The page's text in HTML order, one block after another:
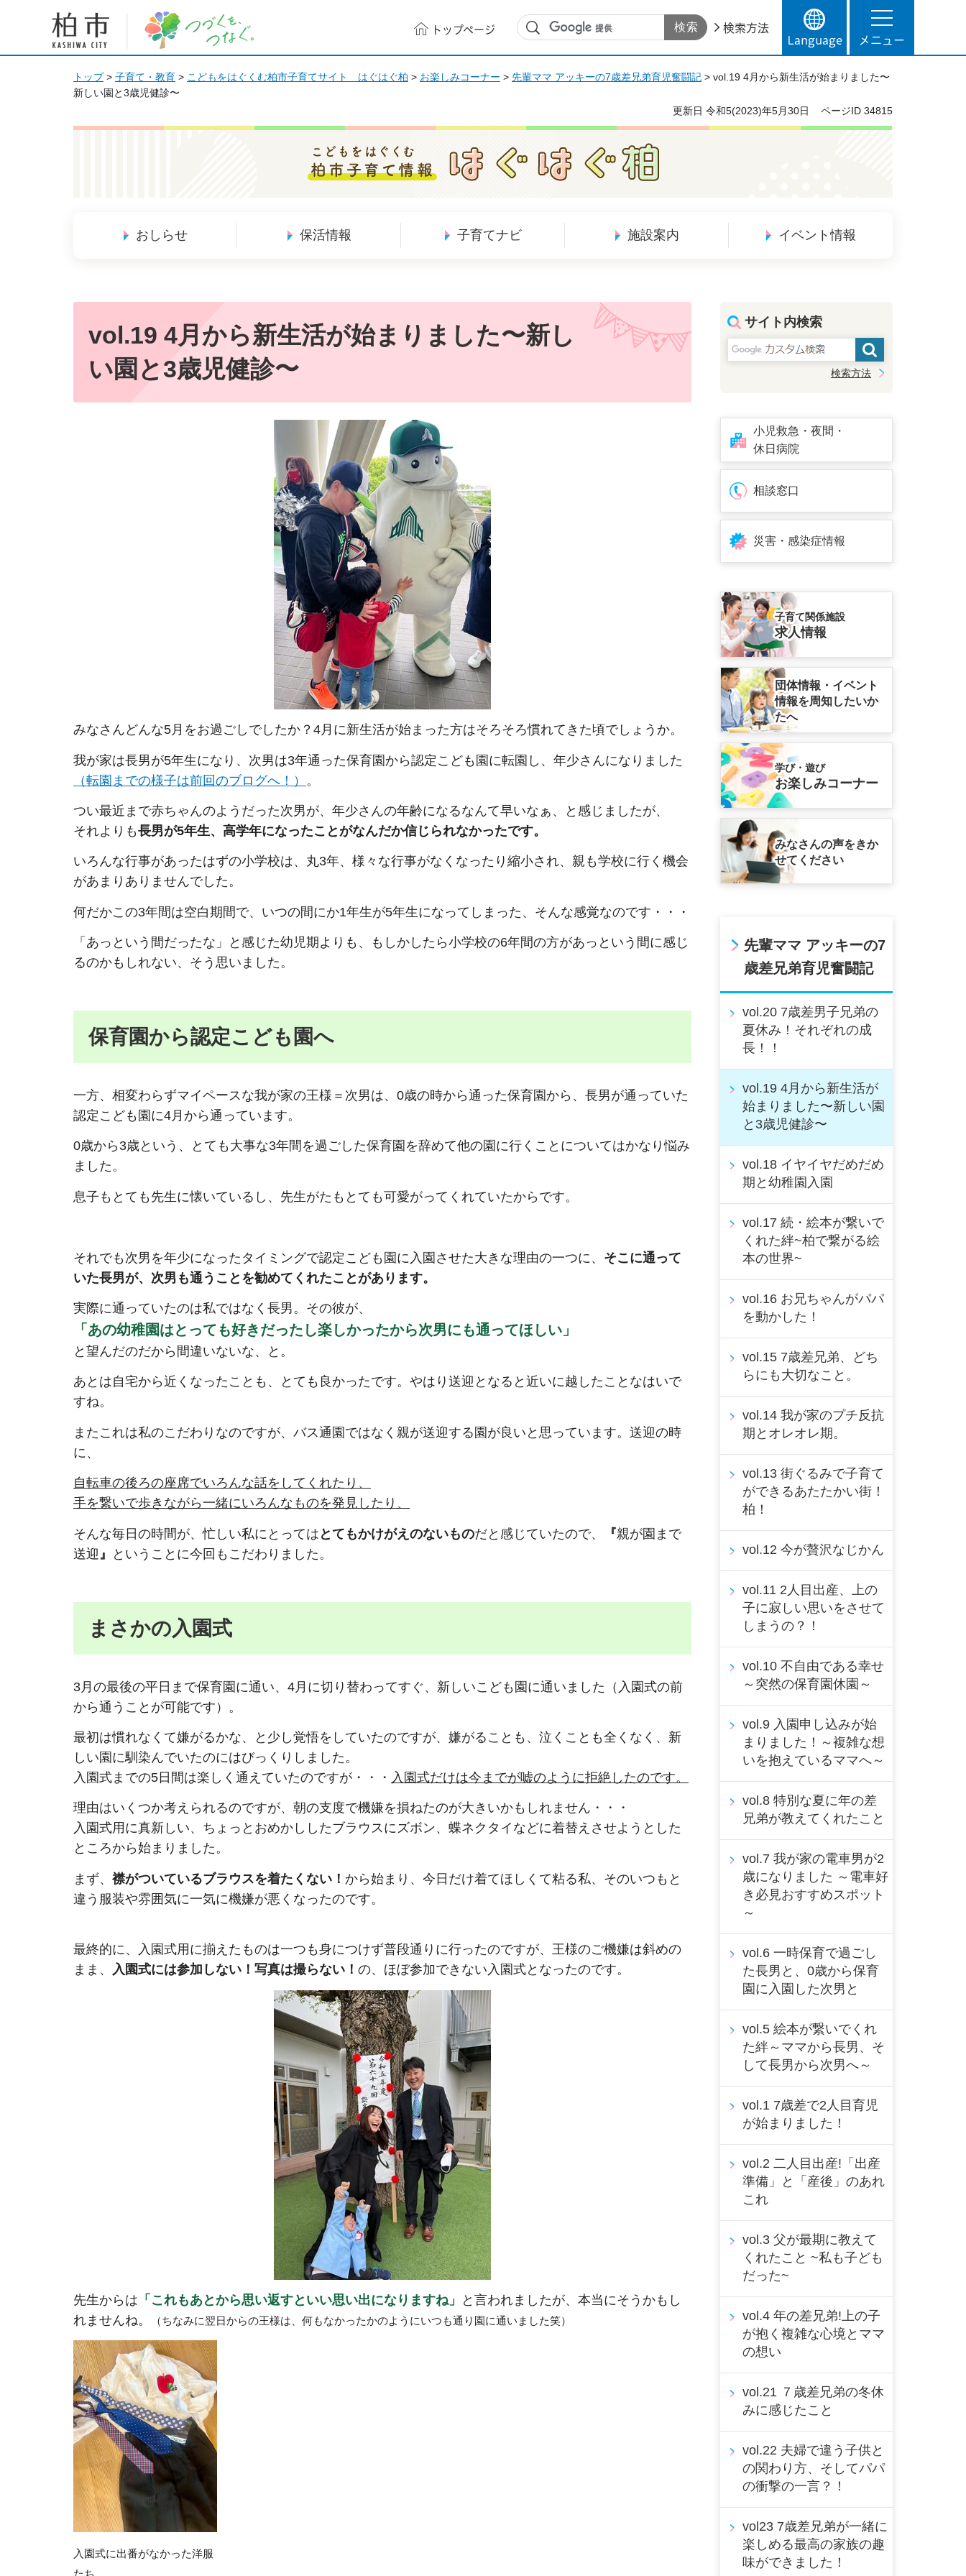
柏市 つづくを、つなぐ。
トップページ
検索方法
Language
メニュー
トップ> 子育て・教育 > こどもをはぐくむ柏市子育てサイト はぐはぐ柏 > お楽しみコーナー > 先輩ママ アッキーの7歳差兄弟育児奮闘記 > vol.19 4月から新生活が始まりました〜
新しい園と3歳児健診〜
更新日 令和5(2023)年5月30日 ページID 34815
こどもをはぐくむ 柏市子育て情報 はぐはぐ柏
おしらせ 保活情報 子育てナビ 施設案内 イベント情報
vol.19 4月から新生活が始まりました〜新し
い園と3歳児健診〜
みなさんどんな5月をお過ごしでしたか？4月に新生活が始まった方はそろそろ慣れてきた頃でしょうか。
我が家は長男が5年生になり、次男は3年通った保育園から認定こども園に転園し、年少さんになりました
（転園までの様子は前回のブログへ！） 。
つい最近まで赤ちゃんのようだった次男が、年少さんの年齢になるなんて早いなぁ、と感じましたが、
それよりも長男が5年生、高学年になったことがなんだか信じられなかったです。
いろんな行事があったはずの小学校は、丸3年、様々な行事がなくなったり縮小され、親も学校に行く機会
があまりありませんでした。
何だかこの3年間は空白期間で、いつの間にか1年生が5年生になってしまった、そんな感覚なのです・・・
「あっという間だったな」と感じた幼児期よりも、もしかしたら小学校の6年間の方があっという間に感じ
るのかもしれない、そう思いました。
保育園から認定こども園へ
一方、相変わらずマイペースな我が家の王様＝次男は、0歳の時から通った保育園から、長男が通っていた
認定こども園に4月から通っています。
0歳から3歳という、とても大事な3年間を過ごした保育園を辞めて他の園に行くことについてはかなり悩み
ました。
息子もとても先生に懐いているし、先生がたもとても可愛がってくれていたからです。
それでも次男を年少になったタイミングで認定こども園に入園させた大きな理由の一つに、 そこに通って
いた長男が、次男も通うことを勧めてくれたことがあります。
実際に通っていたのは私ではなく長男。その彼が、
「あの幼稚園はとっても好きだったし楽しかったから次男にも通ってほしい」
と望んだのだから間違いないな、と。
あとは自宅から近くなったことも、とても良かったです。やはり送迎となると近いに越したことなはいで
すね。
またこれは私のこだわりなのですが、バス通園ではなく親が送迎する園が良いと思っています。送迎の時
に、
自転車の後ろの座席でいろんな話をしてくれたり、
手を繋いで歩きながら一緒にいろんなものを発見したり、
そんな毎日の時間が、忙しい私にとっては とてもかけがえのないものだと感じていたので、 『親が園まで
送迎 』 ということに今回もこだわりました。
まさかの入園式
3月の最後の平日まで保育園に通い、4月に切り替わってすぐ、新しいこども園に通いました（入園式の前
から通うことが可能です）。
最初は慣れなくて嫌がるかな、と少し覚悟をしていたのですが、嫌がることも、泣くことも全くなく、新
しい園に馴染んでいたのにはびっくりしました。
入園式までの5日間は楽しく通えていたのですが・・・ 入園式だけは今までが嘘のように拒絶したのです。
理由はいくつか考えられるのですが、朝の支度で機嫌を損ねたのが大きいかもしれません・・・
入園式用に真新しい、ちょっとおめかししたブラウスにズボン、蝶ネクタイなどに着替えさせようとした
ところから始まりました。
まず、 襟がついているブラウスを着たくない！ から始まり、今日だけ着てほしくて粘る私、そのいつもと
違う服装や雰囲気に一気に機嫌が悪くなったのです。
最終的に、入園式用に揃えたものは一つも身につけず普段通りに行ったのですが、王様のご機嫌は斜めの
まま、 入園式には参加しない！写真は撮らない！ の、ほぼ参加できない入園式となったのです。
先生からは 「これもあとから思い返すといい思い出になりますね」
と言われましたが、本当にそうかもし
れませんね。
（ちなみに翌日からの王様は、何もなかったかのようにいつも通り園に通いました笑）
入園式に出番がなかった洋服
たち
サイト内検索
検索方法
小児救急・夜間・
休日病院
相談窓口
災害・感染症情報
子育て関係施設
求人情報
団体情報・イベント
情報を周知したいか
たへ
学び・遊び
お楽しみコーナー
みなさんの声をきか
せてください
先輩ママ アッキーの7
歳差兄弟育児奮闘記
vol.20 7歳差男子兄弟の
夏休み！それぞれの成
長！！
vol.19 4月から新生活が
始まりました〜新しい園
と3歳児健診〜
vol.18 イヤイヤだめだめ
期と幼稚園入園
vol.17 続・絵本が繋いで
くれた絆~柏で繋がる絵
本の世界~
vol.16 お兄ちゃんがパパ
を動かした！
vol.15 7歳差兄弟、どち
らにも大切なこと。
vol.14 我が家のプチ反抗
期とオレオレ期。
vol.13 街ぐるみで子育て
ができるあたたかい街！
柏！
vol.12 今が贅沢なじかん
vol.11 2人目出産、上の
子に寂しい思いをさせて
しまうの？！
vol.10 不自由である幸せ
～突然の保育園休園～
vol.9 入園申し込みが始
まりました！～複雑な想
いを抱えているママへ～
vol.8 特別な夏に年の差
兄弟が教えてくれたこと
vol.7 我が家の電車男が2
歳になりました ～電車好
き必見おすすめスポット
～
vol.6 一時保育で過ごし
た長男と、0歳から保育
園に入園した次男と
vol.5 絵本が繋いでくれ
た絆～ママから長男、そ
して長男から次男へ～
vol.1 7歳差で2人目育児
が始まりました！
vol.2 二人目出産!「出産
準備」と「産後」のあれ
これ
vol.3 父が最期に教えて
くれたこと ~私も子ども
だった~
vol.4 年の差兄弟!上の子
が抱く複雑な心境とママ
の想い
vol.21 ７歳差兄弟の冬休
みに感じたこと
vol.22 夫婦で違う子供と
の関わり方、そしてパパ
の衝撃の一言？！
vol23 7歳差兄弟が一緒に
楽しめる最高の家族の趣
味ができました！